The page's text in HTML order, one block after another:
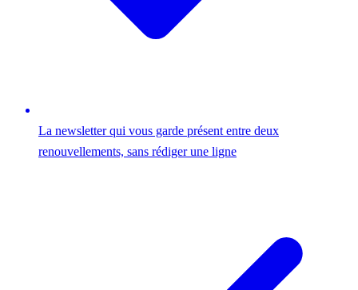
La newsletter qui vous garde présent entre deux
renouvellements, sans rédiger une ligne